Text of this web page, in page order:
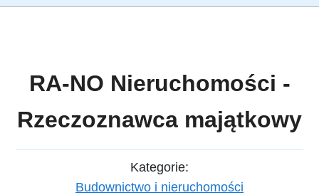
RA-NO Nieruchomości -
Rzeczoznawca majątkowy
Kategorie:
Budownictwo i nieruchomości